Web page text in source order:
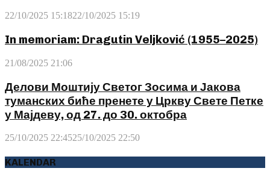
22/10/2025 15:1822/10/2025 15:19
In memoriam: Dragutin Veljković (1955–2025)
21/08/2025 21:06
Делови Моштију Светог Зосима и Јакова
туманских биће пренете у Цркву Свете Петке
у Мајдеву, од 27. до 30. октобра
25/10/2025 22:4525/10/2025 22:50
KALENDAR